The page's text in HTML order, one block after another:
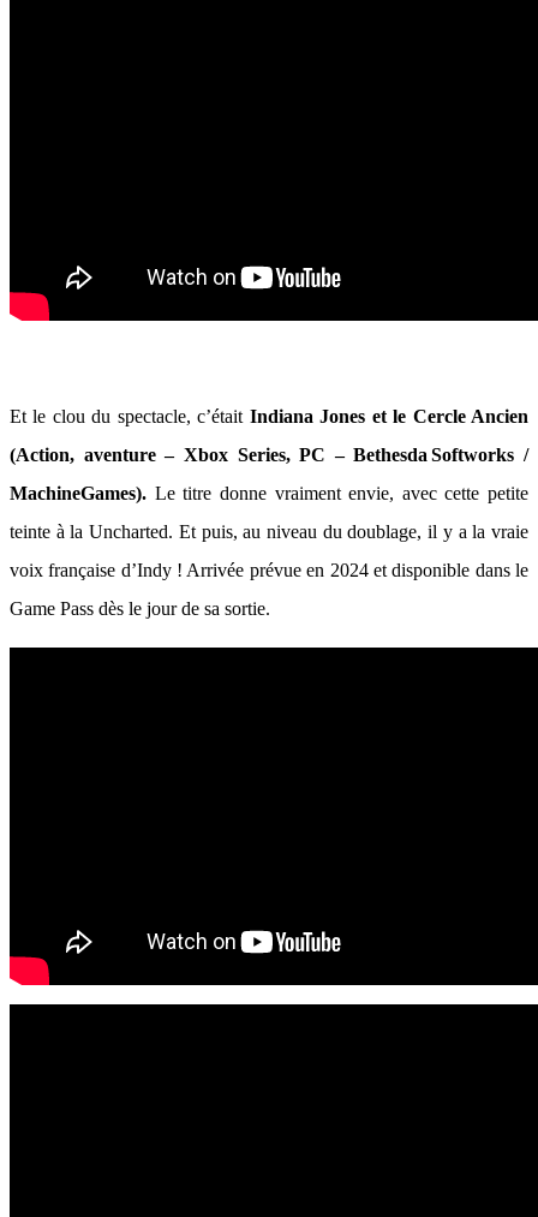
Et le clou du spectacle, c’était Indiana Jones et le Cercle Ancien
(Action, aventure – Xbox Series, PC – Bethesda Softworks /
MachineGames). Le titre donne vraiment envie, avec cette petite
teinte à la Uncharted. Et puis, au niveau du doublage, il y a la vraie
voix française d’Indy ! Arrivée prévue en 2024 et disponible dans le
Game Pass dès le jour de sa sortie.